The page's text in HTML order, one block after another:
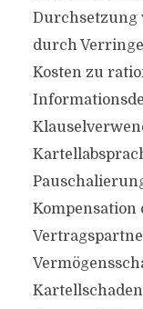
Durchsetzung
durch
Kosten zu
Kompensation